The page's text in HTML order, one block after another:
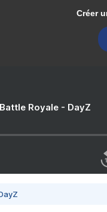
Créer
Royale - DayZ